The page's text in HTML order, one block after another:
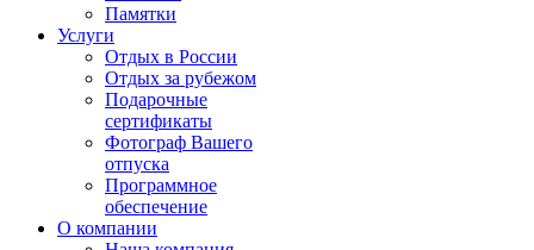
Памятки
Услуги
Отдых в России
Отдых за рубежом
Подарочные
сертификаты
Фотограф Вашего
отпуска
Программное
обеспечение
О компании